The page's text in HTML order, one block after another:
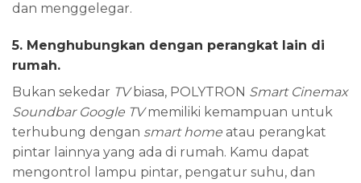
dan menggelegar.
5. Menghubungkan dengan perangkat lain di
rumah.
Bukan sekedar TVbiasa, POLYTRON Smart Cinemax
Soundbar Google TVmemiliki kemampuan untuk
terhubung dengan smart home atau perangkat
pintar lainnya yang ada di rumah. Kamu dapat
mengontrol lampu pintar, pengatur suhu, dan